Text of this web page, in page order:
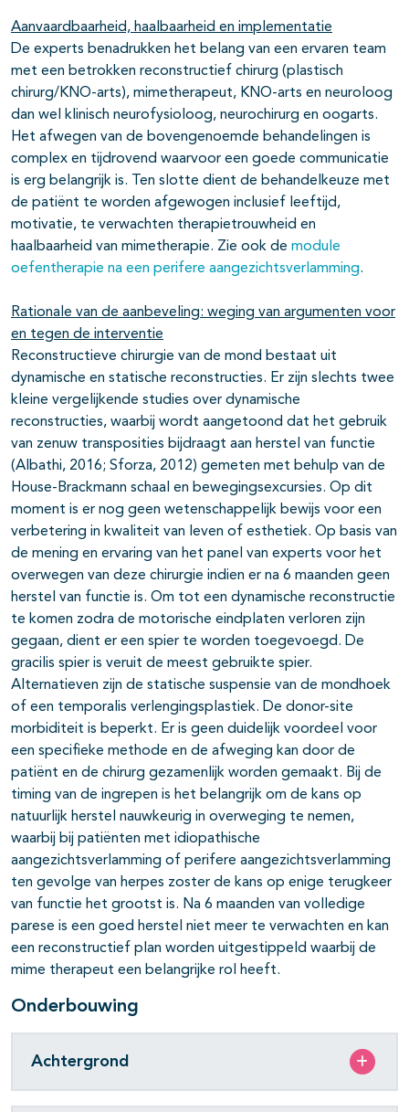
Aanvaardbaarheid, haalbaarheid en implementatie
De experts benadrukken het belang van een ervaren team
met een betrokken reconstructief chirurg (plastisch
chirurg/KNO-arts), mimetherapeut, KNO-arts en neuroloog
dan wel klinisch neurofysioloog, neurochirurg en oogarts.
Het afwegen van de bovengenoemde behandelingen is
complex en tijdrovend waarvoor een goede communicatie
is erg belangrijk is. Ten slotte dient de behandelkeuze met
de patiënt te worden afgewogen inclusief leeftijd,
motivatie, te verwachten therapietrouwheid en
haalbaarheid van mimetherapie. Zie ook de module
oefentherapie na een perifere aangezichtsverlamming.
Rationale van de aanbeveling: weging van argumenten voor
en tegen de interventie
Reconstructieve chirurgie van de mond bestaat uit
dynamische en statische reconstructies. Er zijn slechts twee
kleine vergelijkende studies over dynamische
reconstructies, waarbij wordt aangetoond dat het gebruik
van zenuw transposities bijdraagt aan herstel van functie
(Albathi, 2016; Sforza, 2012) gemeten met behulp van de
House-Brackmann schaal en bewegingsexcursies. Op dit
moment is er nog geen wetenschappelijk bewijs voor een
verbetering in kwaliteit van leven of esthetiek. Op basis van
de mening en ervaring van het panel van experts voor het
overwegen van deze chirurgie indien er na 6 maanden geen
herstel van functie is. Om tot een dynamische reconstructie
te komen zodra de motorische eindplaten verloren zijn
gegaan, dient er een spier te worden toegevoegd. De
gracilis spier is veruit de meest gebruikte spier.
Alternatieven zijn de statische suspensie van de mondhoek
of een temporalis verlengingsplastiek. De donor-site
morbiditeit is beperkt. Er is geen duidelijk voordeel voor
een specifieke methode en de afweging kan door de
patiënt en de chirurg gezamenlijk worden gemaakt. Bij de
timing van de ingrepen is het belangrijk om de kans op
natuurlijk herstel nauwkeurig in overweging te nemen,
waarbij bij patiënten met idiopathische
aangezichtsverlamming of perifere aangezichtsverlamming
ten gevolge van herpes zoster de kans op enige terugkeer
van functie het grootst is. Na 6 maanden van volledige
parese is een goed herstel niet meer te verwachten en kan
een reconstructief plan worden uitgestippeld waarbij de
mime therapeut een belangrijke rol heeft.
Onderbouwing
Achtergrond